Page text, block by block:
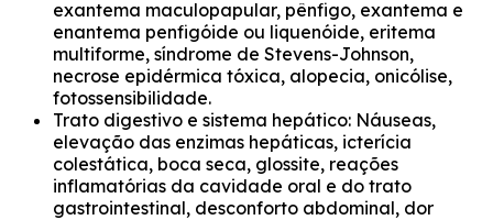
exantema maculopapular, pênfigo, exantema e
enantema penfigóide ou liquenóide, eritema
multiforme, síndrome de Stevens-Johnson,
necrose epidérmica tóxica, alopecia, onicólise,
fotossensibilidade.
Trato digestivo e sistema hepático: Náuseas,
elevação das enzimas hepáticas, icterícia
colestática, boca seca, glossite, reações
inflamatórias da cavidade oral e do trato
gastrointestinal, desconforto abdominal, dor